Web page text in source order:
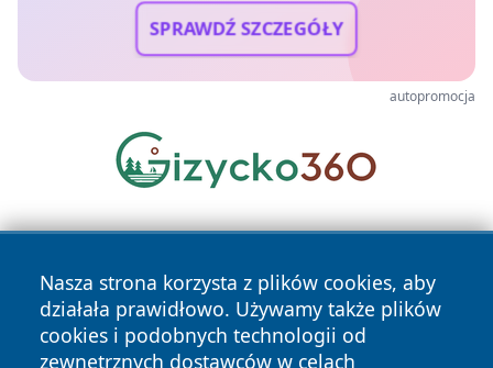
SPRAWDŹ SZCZEGÓŁY
autopromocja
Nasza strona korzysta z plików cookies, aby
działała prawidłowo. Używamy także plików
cookies i podobnych technologii od
zewnętrznych dostawców w celach